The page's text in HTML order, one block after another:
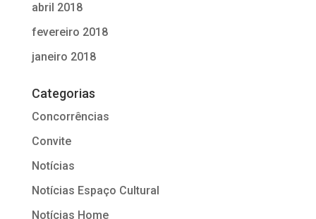
abril 2018
fevereiro 2018
janeiro 2018
Categorias
Concorrências
Convite
Notícias
Notícias Espaço Cultural
Notícias Home